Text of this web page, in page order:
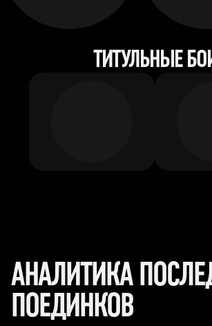
ТИТУЛЬНЫЕ
АНАЛИТИКА
ПОЕДИНКОВ